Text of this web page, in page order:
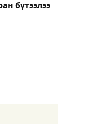
бүтээлээ